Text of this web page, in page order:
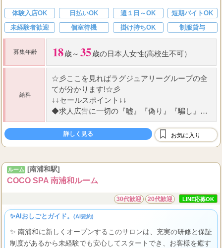
体験入店OK 日払いOK 週１日～OK
短期バイトOK
未経験者歓迎
個室待機 掛け持ちOK 制服貸与
募集年齢 18歳～ 35歳の日本人女性(高校生不可）
給料
☆ 彡ここを見ればラグジュアリーグループの全
てが分かります!☆ 彡
↓↓セールスポイント↓↓
◆求人広告に一切の『嘘』『偽り』『騙し』な
し!
働くセラピストさんが第一主義!
◆メンズエステ界の中...
詳しく見る お気に入り
ルーム [南浦和駅]
COCO SPA 南浦和ルーム
30代歓迎 20代歓迎 LINE応募OK
✨AIおしごとガイド。 (AI要約)
✨ 南浦和に新しくオープンするこのサロンは、充実の研修と保証
制度があるから未経験でも安心してスタートでき、お客様を癒す